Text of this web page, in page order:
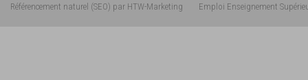
Référencement naturel (SEO) par HTW-Marketing
Emploi Enseignement